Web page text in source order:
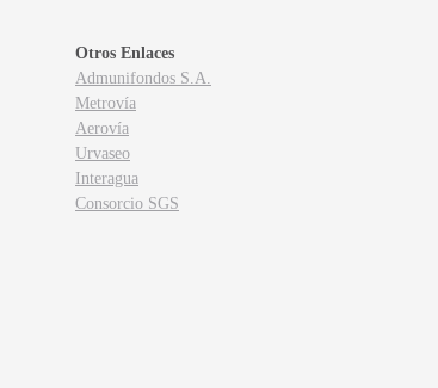
Otros Enlaces
Admunifondos S.A.
Metrovía
Aerovía
Urvaseo
Interagua
Consorcio SGS